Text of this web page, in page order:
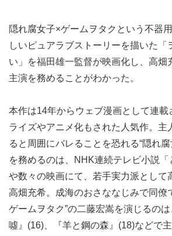
隠れ腐女子×ゲームヲタクという不器
しいピュアラブストーリーを描いた「
い」を福田雄一監督が映画化し、高畑
主演を務めることがわかった。
本作は14年からウェブ漫画として連載
ライズやアニメ化もされた人気作。主
ると周囲にバレることを恐れる“隠れ
を務めるのは、NHK連続テレビ小説
や数々の映画にて、若手実力派として
高畑充希。成海のおさななじみで同僚
ゲームヲタク”の二藤宏嵩を演じるの
噓』(16)、『羊と鋼の森』(18)などで